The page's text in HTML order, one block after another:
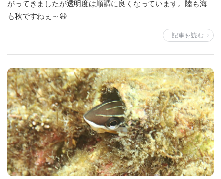
がってきましたが透明度は順調に良くなっています。陸も海
も秋ですねぇ～😃
記事を読む